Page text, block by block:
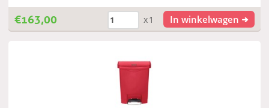
€163,00 x1 In winkelwagen